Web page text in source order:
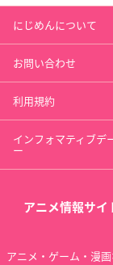
にじめんについて
お問い合わせ
利用規約
インフォマティブデ
ー
アニメ情報サイ
アニメ・ゲーム・漫